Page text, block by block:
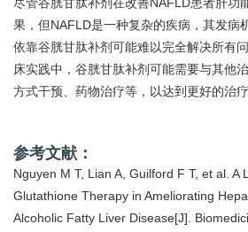
果，但NAFLD是一种复杂的疾病，其发病
依靠谷胱甘肽补剂可能难以完全解决所有
床实践中，谷胱甘肽补剂可能需要与其他
方式干预、药物治疗等，以达到更好的治疗
参考文献：
Nguyen M T, Lian A, Guilford F T, et al. A
Glutathione Therapy in Ameliorating
Alcoholic Fatty Liver Disease[J].